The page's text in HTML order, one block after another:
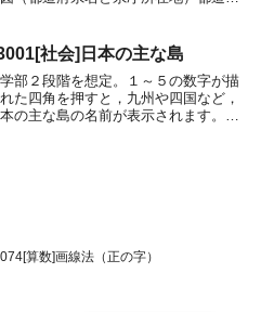
名→番号」と変わります。見えてい
別の地域を押すと...
社会]日本の主な島
部２段階を想定。１～５の数字が描
た四角を押すと，九州や四国など，
の主な島の名前が表示されます。思
算数]画線法（正の字）